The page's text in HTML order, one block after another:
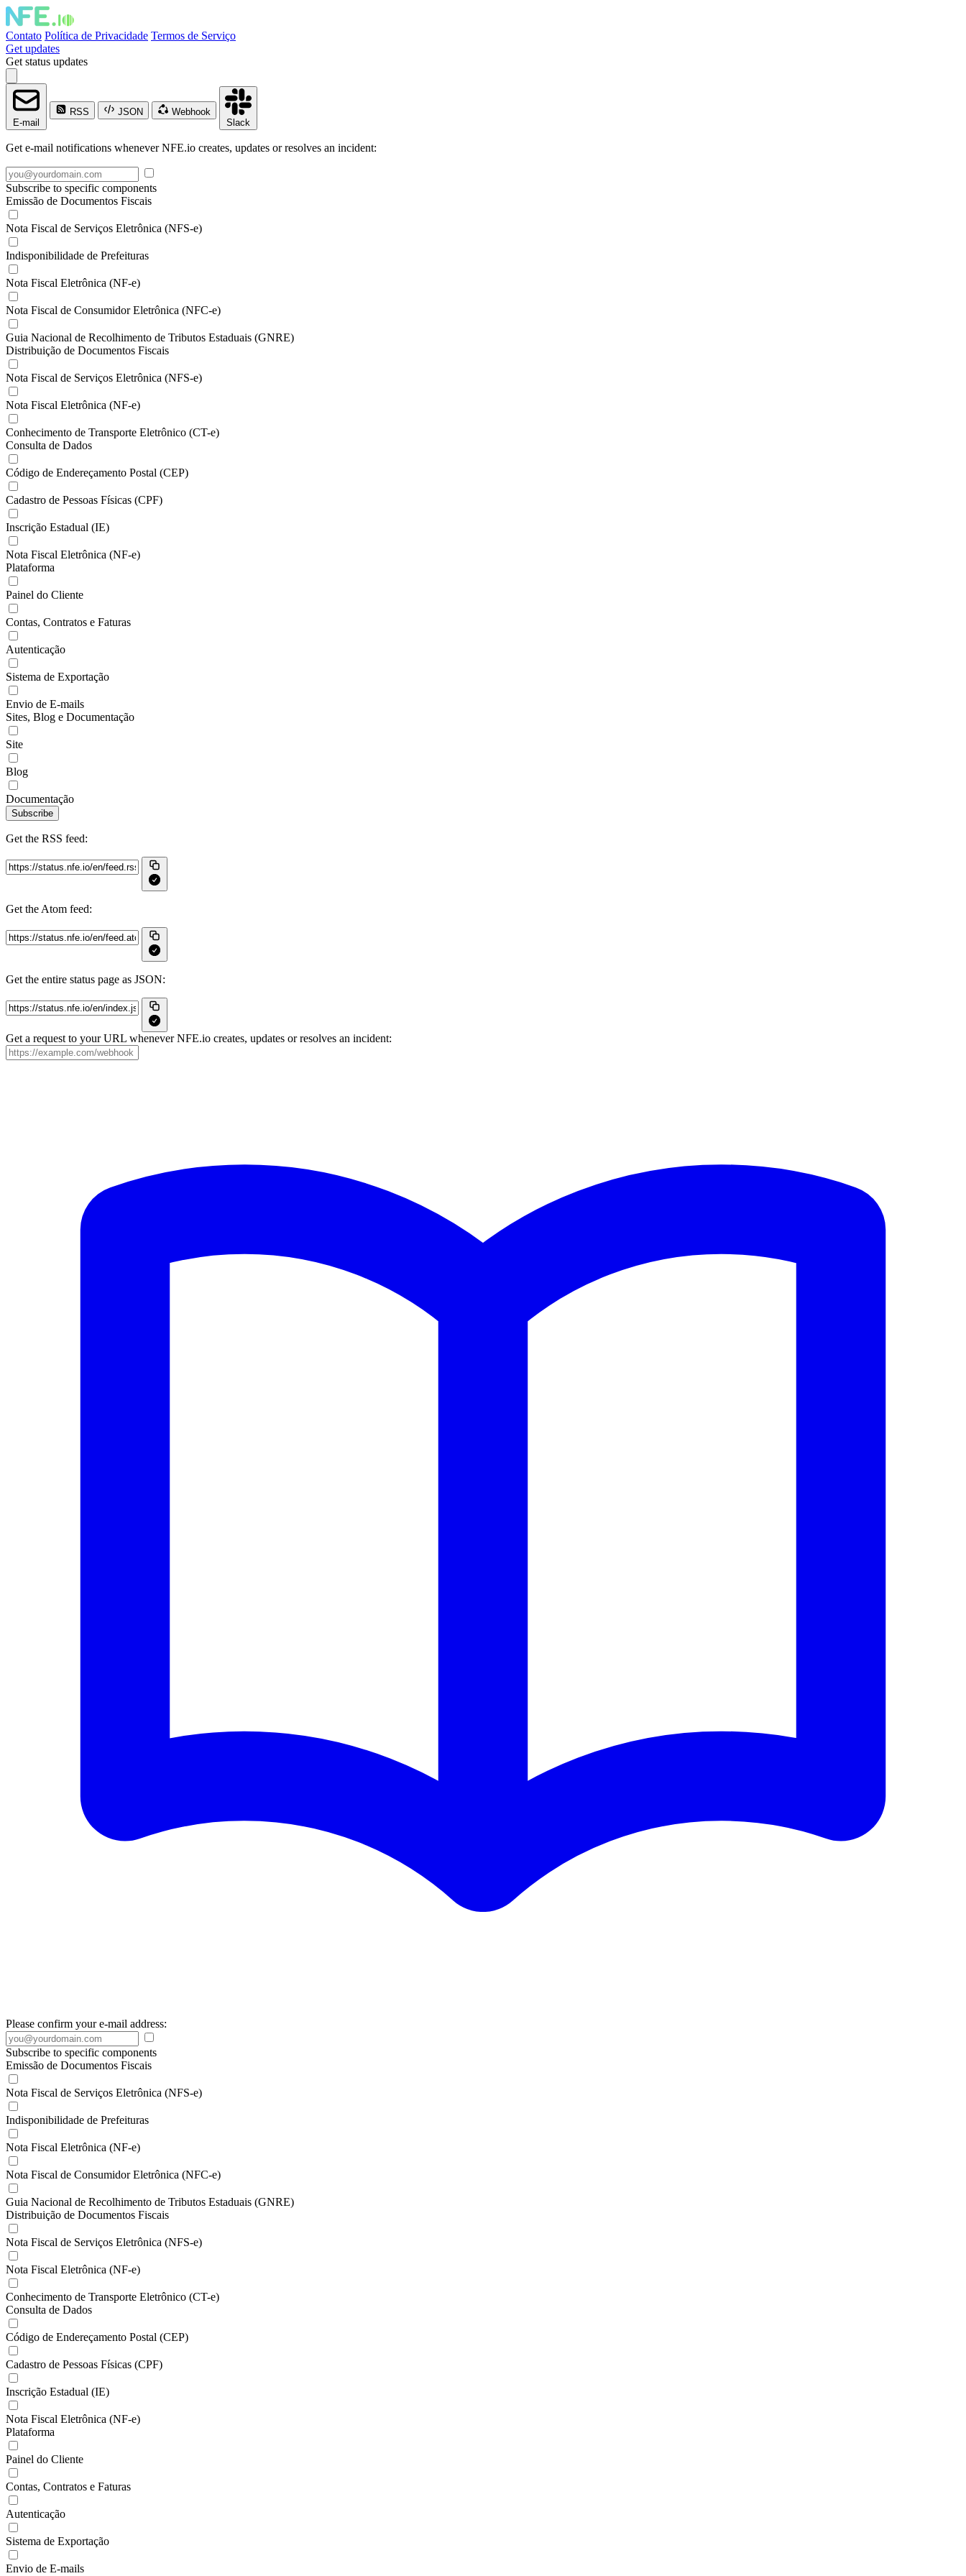
Contato Política de Privacidade Termos de Serviço
Get updates
Get status updates
E-mail
RSS JSON
Webhook
Slack
Get e-mail notifications whenever NFE.io creates, updates or resolves an incident:
Subscribe to specific components
Emissão de Documentos Fiscais
Nota Fiscal de Serviços Eletrônica (NFS-e)
Indisponibilidade de Prefeituras
Nota Fiscal Eletrônica (NF-e)
Nota Fiscal de Consumidor Eletrônica (NFC-e)
Guia Nacional de Recolhimento de Tributos Estaduais (GNRE)
Distribuição de Documentos Fiscais
Nota Fiscal de Serviços Eletrônica (NFS-e)
Nota Fiscal Eletrônica (NF-e)
Conhecimento de Transporte Eletrônico (CT-e)
Consulta de Dados
Código de Endereçamento Postal (CEP)
Cadastro de Pessoas Físicas (CPF)
Inscrição Estadual (IE)
Nota Fiscal Eletrônica (NF-e)
Plataforma
Painel do Cliente
Contas, Contratos e Faturas
Autenticação
Sistema de Exportação
Envio de E-mails
Sites, Blog e Documentação
Site
Blog
Documentação
Subscribe
Get the RSS feed:
Get the Atom feed:
Get the entire status page as JSON:
Get a request to your URL whenever NFE.io creates, updates or resolves an incident:
Please confirm your e-mail address:
Subscribe to specific components
Emissão de Documentos Fiscais
Nota Fiscal de Serviços Eletrônica (NFS-e)
Indisponibilidade de Prefeituras
Nota Fiscal Eletrônica (NF-e)
Nota Fiscal de Consumidor Eletrônica (NFC-e)
Guia Nacional de Recolhimento de Tributos Estaduais (GNRE)
Distribuição de Documentos Fiscais
Nota Fiscal de Serviços Eletrônica (NFS-e)
Nota Fiscal Eletrônica (NF-e)
Conhecimento de Transporte Eletrônico (CT-e)
Consulta de Dados
Código de Endereçamento Postal (CEP)
Cadastro de Pessoas Físicas (CPF)
Inscrição Estadual (IE)
Nota Fiscal Eletrônica (NF-e)
Plataforma
Painel do Cliente
Contas, Contratos e Faturas
Autenticação
Sistema de Exportação
Envio de E-mails